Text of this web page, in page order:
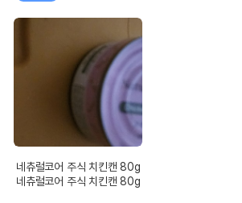
네츄럴코어 주식 치킨캔 80g
네츄럴코어 주식 치킨캔 80g